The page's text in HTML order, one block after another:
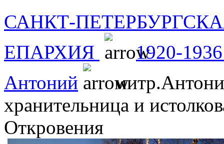
САНКТ-
ЕПАРХИЯ
1920-
Антоний
хранительница и
Откровения